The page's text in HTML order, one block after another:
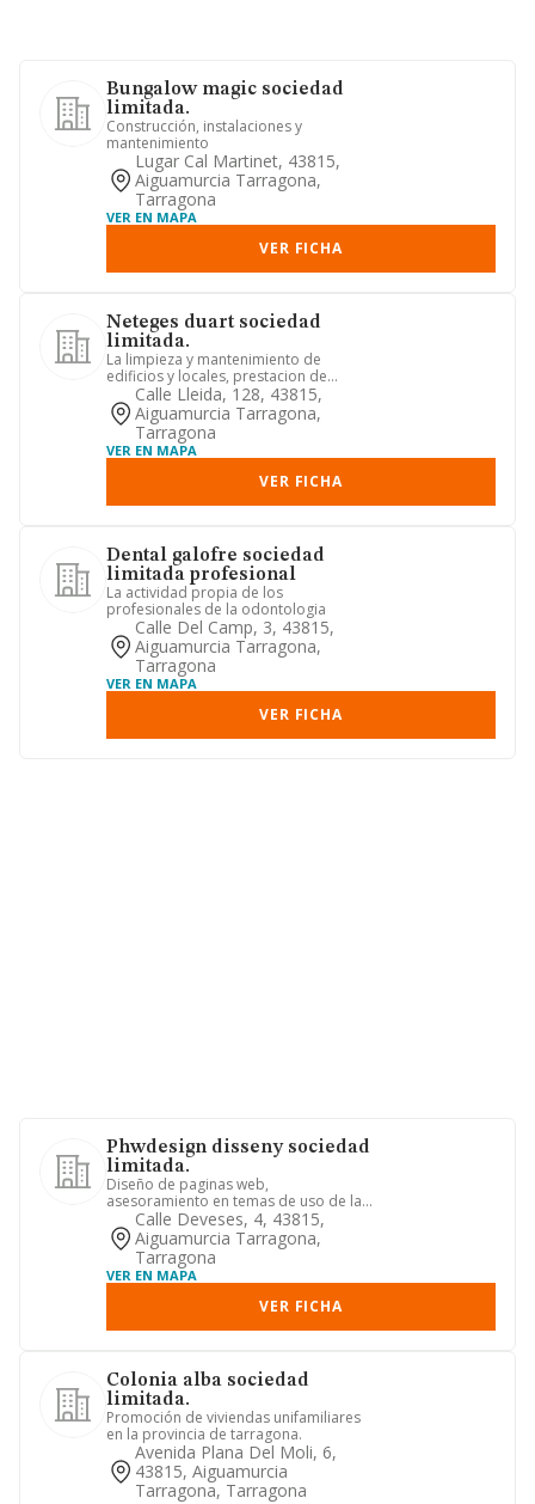
Bungalow magic sociedad
limitada.
Construcción, instalaciones y
mantenimiento
Lugar Cal Martinet, 43815,
Aiguamurcia Tarragona,
Tarragona
VER EN MAPA
VER FICHA
Neteges duart sociedad
limitada.
La limpieza y mantenimiento de
edificios y locales, prestacion de
cualquier tipo de servicios integ...
Calle Lleida, 128, 43815,
Aiguamurcia Tarragona,
Tarragona
VER EN MAPA
VER FICHA
Dental galofre sociedad
limitada profesional
La actividad propia de los
profesionales de la odontologia
Calle Del Camp, 3, 43815,
Aiguamurcia Tarragona,
Tarragona
VER EN MAPA
VER FICHA
Phwdesign disseny sociedad
limitada.
Diseño de paginas web,
asesoramiento en temas de uso de las
tecnologias de internet y comunicacion
...
Calle Deveses, 4, 43815,
Aiguamurcia Tarragona,
Tarragona
VER EN MAPA
VER FICHA
Colonia alba sociedad
limitada.
Promoción de viviendas unifamiliares
en la provincia de tarragona.
Avenida Plana Del Moli, 6,
43815, Aiguamurcia
Tarragona, Tarragona